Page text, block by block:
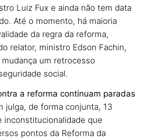
Luiz Fux e ainda não tem data
Até o momento, há maioria
da regra da reforma,
relator, ministro Edson Fachin,
um retrocesso
social.
a reforma continuam paradas
julga, de forma conjunta, 13
inconstitucionalidade que
pontos da Reforma da